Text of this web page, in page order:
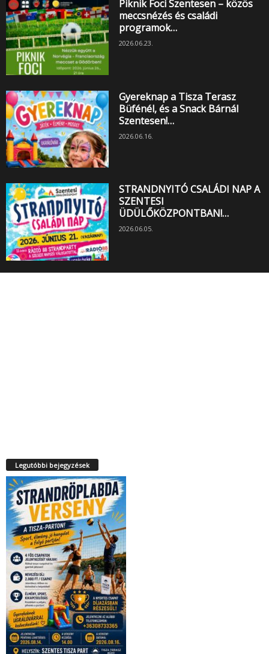
Piknik Foci Szentesen – közös
meccsnézés és családi
programok…
2026.06.23.
Gyereknap a Tisza Terasz
Büfénél, és a Snack Bárnál
Szentesen!…
2026.06.16.
STRANDNYITÓ CSALÁDI NAP A
SZENTESI
ÜDÜLŐKÖZPONTBAN!…
2026.06.05.
Legutóbbi bejegyzések